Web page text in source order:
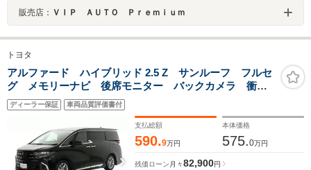
販売店： ＶＩＰ ＡＵＴＯ Ｐｒｅｍｉｕｍ
トヨタ
アルファード ハイブリッド 2.5 Z サンルーフ フルセ
グ メモリーナビ 後席モニター バックカメラ 衝突
被害軽減システム ETC 両側電動スライド LEDヘッ
ドランプ フルエアロ 3列シート ミュージックプレイ
ヤー接続可 記録簿
ディーラー保証 車両品質評価書付
支払総額
590.9万円
本体価格
575.0万円
残価ローン 月々82,900円